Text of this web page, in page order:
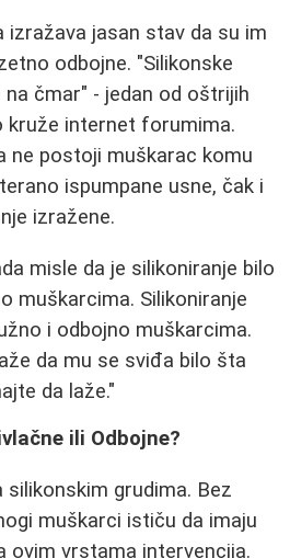
izražava jasan stav da su im
odbojne. "Silikonske
na čmar" - jedan od oštrijih
kruže internet forumima.
ne postoji muškarac komu
ispumpane usne, čak i
izražene.
misle da je silikoniranje bilo
muškarcima. Silikoniranje
i odbojno muškarcima.
da mu se sviđa bilo šta
da laže."
ili Odbojne?
silikonskim grudima. Bez
muškarci ističu da imaju
ovim vrstama intervencija.